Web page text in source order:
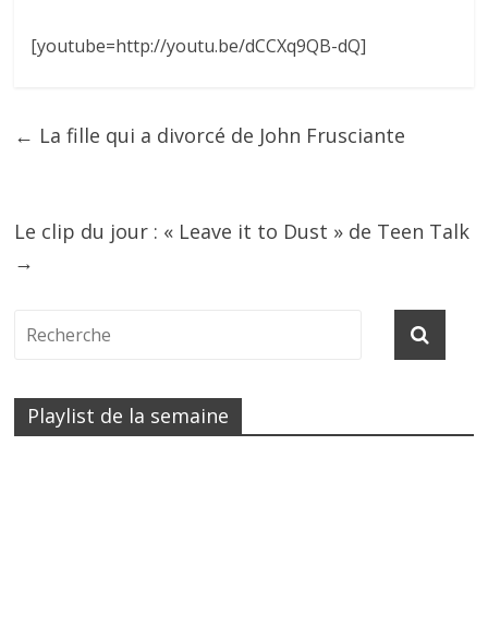
[youtube=http://youtu.be/dCCXq9QB-dQ]
← La fille qui a divorcé de John Frusciante
Le clip du jour : « Leave it to Dust » de Teen Talk
→
Playlist de la semaine